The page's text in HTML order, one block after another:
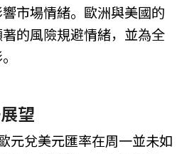
市場情緒。歐洲與美國的
的風險規避情緒，並為全
望
元兌美元匯率在周一並未如